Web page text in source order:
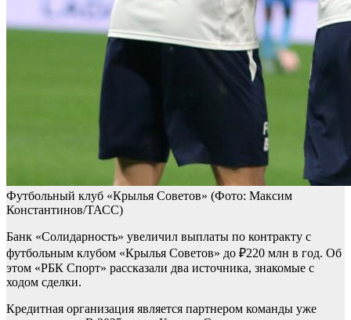
Футбольный клуб «Крылья Советов» (Фото: Максим
Константинов/ТАСС)
Банк «Солидарность» увеличил выплаты по контракту с
футбольным клубом «Крылья Советов» до ₽220 млн в год. Об
этом «РБК Спорт» рассказали два источника, знакомые с
ходом сделки.
Кредитная организация является партнером команды уже